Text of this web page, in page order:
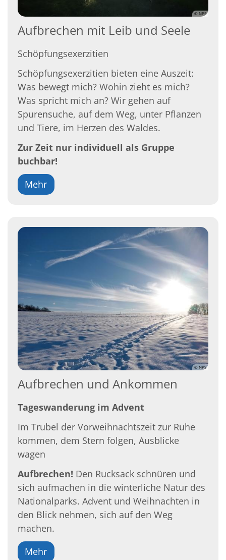
© NPS
Aufbrechen mit Leib und Seele
Schöpfungsexerzitien
Schöpfungsexerzitien bieten eine Auszeit:
Was bewegt mich? Wohin zieht es mich?
Was spricht mich an? Wir gehen auf
Spurensuche, auf dem Weg, unter Pflanzen
und Tiere, im Herzen des Waldes.
Zur Zeit nur individuell als Gruppe
buchbar!
Mehr
© NPS
Aufbrechen und Ankommen
Tageswanderung im Advent
Im Trubel der Vorweihnachtszeit zur Ruhe
kommen, dem Stern folgen, Ausblicke
wagen
Aufbrechen! Den Rucksack schnüren und
sich aufmachen in die winterliche Natur des
Nationalparks. Advent und Weihnachten in
den Blick nehmen, sich auf den Weg
machen.
Mehr